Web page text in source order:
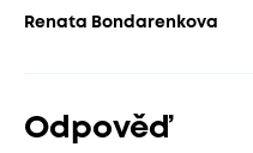
Renata Bondarenkova
Odpověď